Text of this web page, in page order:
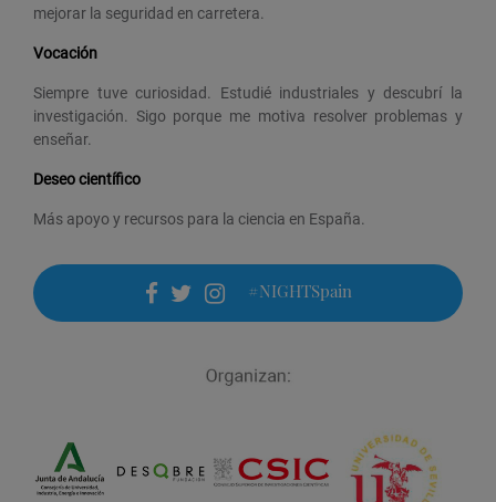
mejorar la seguridad en carretera.
Vocación
Siempre tuve curiosidad. Estudié industriales y descubrí la
investigación. Sigo porque me motiva resolver problemas y
enseñar.
Deseo científico
Más apoyo y recursos para la ciencia en España.
facebook
twitter
instagram
#NIGHTSpain